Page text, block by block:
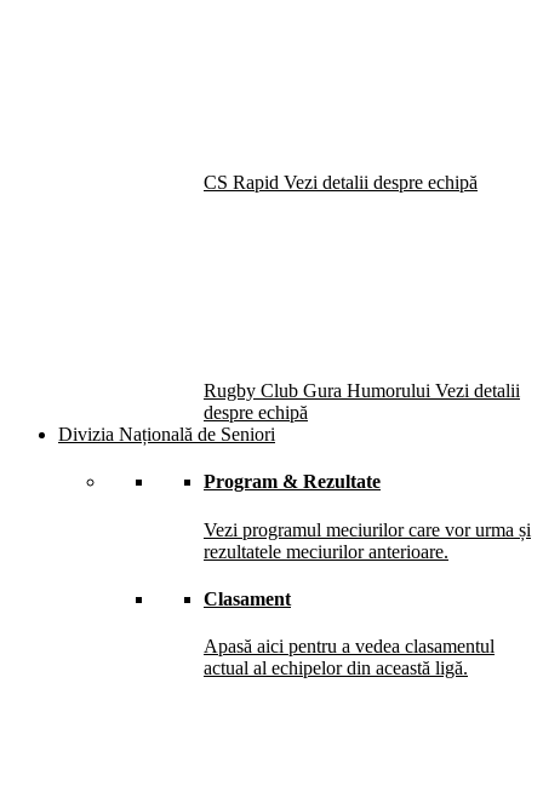
CS Rapid Vezi detalii despre echipă
Rugby Club Gura Humorului Vezi detalii
despre echipă
Divizia Națională de Seniori
Program & Rezultate
Vezi programul meciurilor care vor urma și
rezultatele meciurilor anterioare.
Clasament
Apasă aici pentru a vedea clasamentul
actual al echipelor din această ligă.